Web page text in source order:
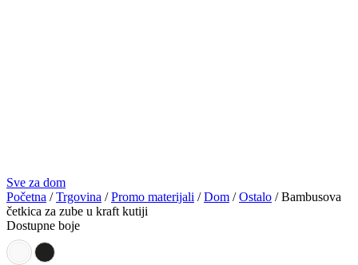
Sve za dom
Početna /Trgovina /Promo materijali /Dom /Ostalo / Bambusova
četkica za zube u kraft kutiji
Dostupne boje